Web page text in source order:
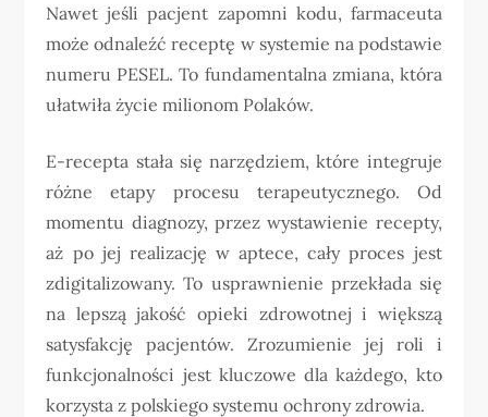
Nawet jeśli pacjent zapomni kodu, farmaceuta
może odnaleźć receptę w systemie na podstawie
numeru PESEL. To fundamentalna zmiana, która
ułatwiła życie milionom Polaków.
E-recepta stała się narzędziem, które integruje
różne etapy procesu terapeutycznego. Od
momentu diagnozy, przez wystawienie recepty,
aż po jej realizację w aptece, cały proces jest
zdigitalizowany. To usprawnienie przekłada się
na lepszą jakość opieki zdrowotnej i większą
satysfakcję pacjentów. Zrozumienie jej roli i
funkcjonalności jest kluczowe dla każdego, kto
korzysta z polskiego systemu ochrony zdrowia.